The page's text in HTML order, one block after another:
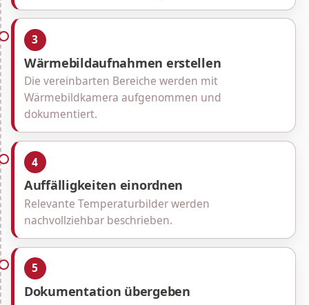
3
Wärmebildaufnahmen erstellen
Die vereinbarten Bereiche werden mit
Wärmebildkamera aufgenommen und
dokumentiert.
4
Auffälligkeiten einordnen
Relevante Temperaturbilder werden
nachvollziehbar beschrieben.
5
Dokumentation übergeben